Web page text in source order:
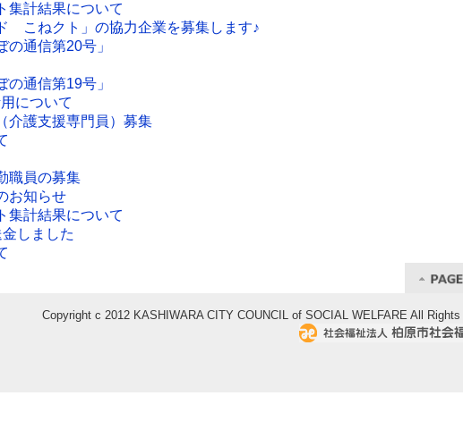
集計結果について
こねクト」の協力企業を募集します♪
通信第20号」
通信第19号」
について
介護支援専門員）募集
職員の募集
お知らせ
集計結果について
しました
Copyright c 2012 KASHIWARA CITY COUNCIL of SOCIAL WELFARE All Rights